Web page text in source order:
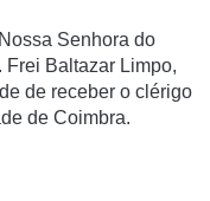
Senhora do
Baltazar Limpo,
de receber o clérigo
de Coimbra.